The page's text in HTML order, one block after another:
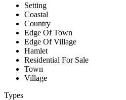
Setting
Coastal
Country
Edge Of Town
Edge Of Village
Hamlet
Residential For Sale
Town
Village
Types